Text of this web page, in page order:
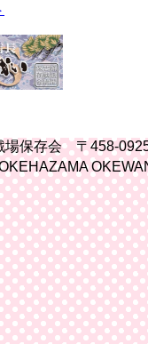
場保存会 〒458-